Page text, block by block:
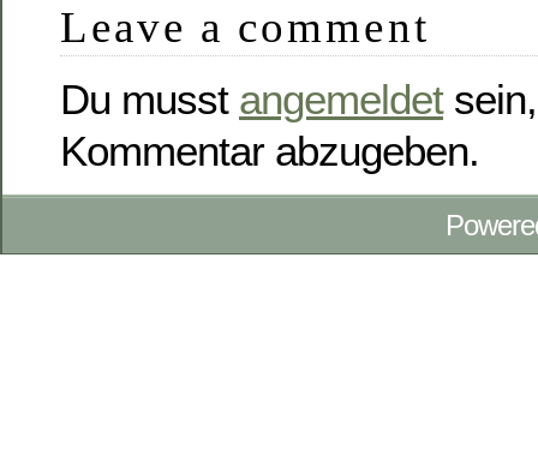
Leave a comment
Du musst angemeldet
Kommentar abzugeben.